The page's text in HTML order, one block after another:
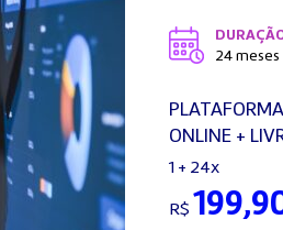
24 meses
PLATAFORMA
ONLINE +
1 + 24x
R$